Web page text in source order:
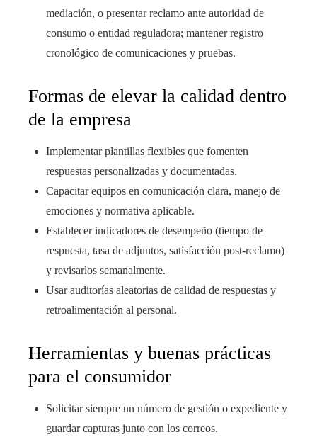
mediación, o presentar reclamo ante autoridad de
consumo o entidad reguladora; mantener registro
cronológico de comunicaciones y pruebas.
Formas de elevar la calidad dentro
de la empresa
Implementar plantillas flexibles que fomenten
respuestas personalizadas y documentadas.
Capacitar equipos en comunicación clara, manejo de
emociones y normativa aplicable.
Establecer indicadores de desempeño (tiempo de
respuesta, tasa de adjuntos, satisfacción post-reclamo)
y revisarlos semanalmente.
Usar auditorías aleatorias de calidad de respuestas y
retroalimentación al personal.
Herramientas y buenas prácticas
para el consumidor
Solicitar siempre un número de gestión o expediente y
guardar capturas junto con los correos.